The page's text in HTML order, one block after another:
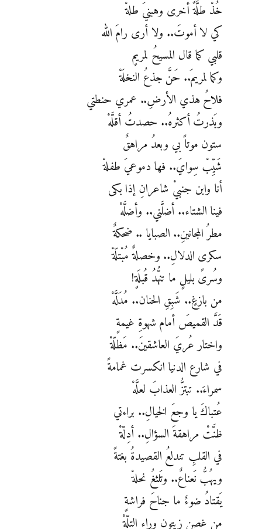
خُذْ طلَّةً أخرى وهبنيَ طلةْ
كي لا أموتَ.. ولا أرى رامَ الله
قلبي كما قال المسيحُ لمريمٍ
وكما لمريمَ.. حَنَّ جذعُ النخلَةْ
فلاحُ هذي الأرضِ.. عمري حنطتي
وبَذرتُ أكثرهُ.. حصدتُ أقلَّهْ
ستون موتاً بي وبعدُ مراهقٌ
شَيِّبْ سِوايَ.. فها دموعيَ طفلةْ
أنا وابن جنبيْ شاعرانِ إذا بكى
فينا الشتاء.. أضلَّني.. وأضلَّهْ
مطرُ المجانينِ.. الصبايا .. ضحكةٌ
سكرى الدلالِ.. وخصلةٌ مُبْتلّةْ
وسُرىً بليلٍ ما تنهُّدُ قُبلَةٍ!
من بازغٍ.. شَبِقِ الحنان.. مُدَلَّهْ
قَدَّ القميصَ أمام شهوةِ غيمةٍ
واختار عُريَ العاشقينَ.. مَظلّةْ
في شارع الدنيا انكسرت غمامةً
سمراءَ.. تبتزُّ العذابَ لعلَّهْ
عُتباكَ يا وجعَ الخيالِ.. براءتي
ظنَّتْ مراهقةَ السؤالِ.. أدِلّةْ
في القلبِ تندلعُ القصيدةُ بغتةً
ويهُبُّ نَعناعٌ.. وتَلثغُ نحلةْ
يَقتادُ ضوءٌ ما جناحَ فراشةٍ
من غصن زيتون وراء التلّةْ